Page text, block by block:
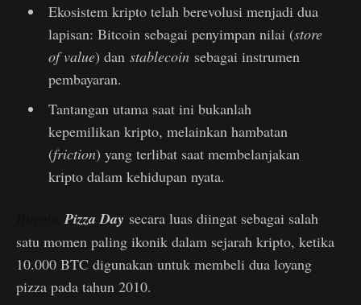
Ekosistem kripto telah berevolusi menjadi dua
lapisan: Bitcoin sebagai penyimpan nilai (store
of value) dan stablecoinsebagai instrumen
pembayaran.
Tantangan utama saat ini bukanlah
kepemilikan kripto, melainkan hambatan
(friction) yang terlibat saat membelanjakan
kripto dalam kehidupan nyata.
Pizza Day secara luas diingat sebagai salah
satu momen paling ikonik dalam sejarah kripto, ketika
10.000 BTC digunakan untuk membeli dua loyang
pizza pada tahun 2010.